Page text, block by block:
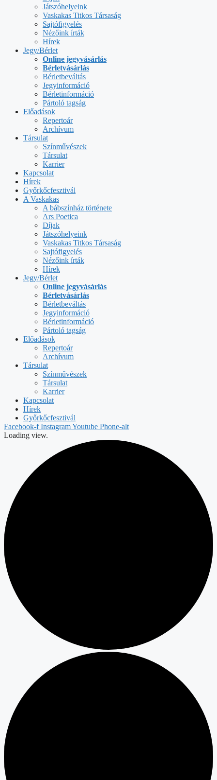
Játszóhelyeink
Vaskakas Titkos Társaság
Sajtófigyelés
Nézőink írták
Hírek
Jegy/Bérlet
Online jegyvásárlás
Bérletvásárlás
Bérletbeváltás
Jegyinformáció
Bérletinformáció
Pártoló tagság
Előadások
Repertoár
Archívum
Társulat
Színművészek
Társulat
Karrier
Kapcsolat
Hírek
Győrkőcfesztivál
A Vaskakas
A bábszínház története
Ars Poetica
Díjak
Játszóhelyeink
Vaskakas Titkos Társaság
Sajtófigyelés
Nézőink írták
Hírek
Jegy/Bérlet
Online jegyvásárlás
Bérletvásárlás
Bérletbeváltás
Jegyinformáció
Bérletinformáció
Pártoló tagság
Előadások
Repertoár
Archívum
Társulat
Színművészek
Társulat
Karrier
Kapcsolat
Hírek
Győrkőcfesztivál
Facebook-f InstagramYoutube Phone-alt
Loading view.